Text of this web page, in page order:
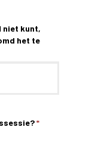
niet kunt,
het te
*